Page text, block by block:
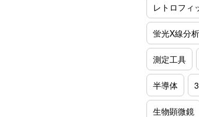
レトロフィ
蛍光X線分
測定工具
半導体
生物顕微鏡